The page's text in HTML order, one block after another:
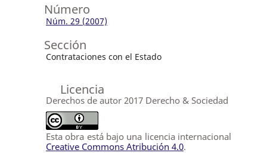
Número
Núm. 29 (2007)
Sección
Contrataciones con el Estado
Licencia
Derechos de autor 2017 Derecho & Sociedad
Esta obra está bajo una licencia internacional
Creative Commons Atribución 4.0.